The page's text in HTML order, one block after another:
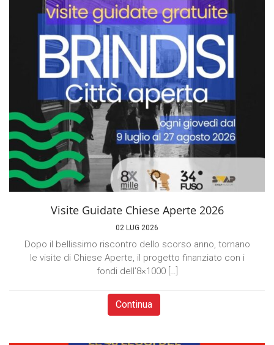
Visite Guidate Chiese Aperte 2026
02 LUG 2026
Dopo il bellissimo riscontro dello scorso anno, tornano
le visite di Chiese Aperte, il progetto finanziato con i
fondi dell’8×1000 […]
Continua